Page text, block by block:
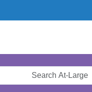
AtLarge